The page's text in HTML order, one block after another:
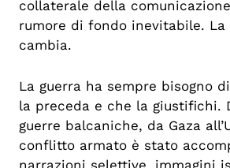
collaterale della
rumore di fondo inevitabile. La
cambia.
La guerra ha sempre bisogno
la preceda e che la giustifichi.
guerre balcaniche, da Gaza
conflitto armato è stato